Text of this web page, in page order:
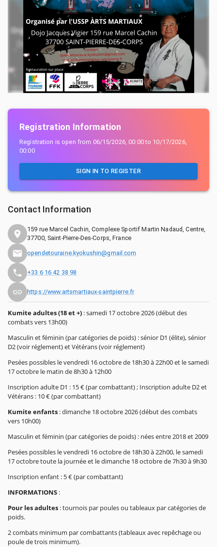
Kumite adultes (18 et +) : samedi 17 octobre 2026 (début des
combats vers 13h00)
Masculin et féminin (par catégories de poids) : sénior D1 (élite), sénior
D2 (voir réglement) et Vétérans (voir réglement)
Pesées possibles le vendredi 16 octobre de 18h30 à 22h00 et le samedi
17 octobre le matin de 8h30 à 12h00
Inscription adulte D1 : 15 € (par combattant) ; Inscription adulte D2 et
Vétérans : 10 € (par combattant)
Kumite enfants : dimanche 18 octobre 2026 (début des combats
vers 10h00)
Masculin et féminin (par catégories de poids) : nées entre 2018 et 2009
Pesées possibles le vendredi 16 octobre de 18h30 à 22h00, le samedi
17 octobre toute la journée et le dimanche 18 octobre de 7h30 à 9h30
Inscription enfant : 5 € (par combattant)
INFORMATIONS :
Pour les adultes : tournois par poules ou tableaux par catégories de
poids.
2 combats minimum par combattants (tableaux avec repêchage ou
poule de trois minimum).
Registration Information
Registration is open from 06/15/2026, 00:00to 10/17/2026,
00:00
SIGN IN TO REGISTER
Contact Information
159 rue Marcel Cachin, Complexe Sportif Martin Nadaud, Centre,
37700, Saint-Pierre-Des-Corps, France
opendetouraine.kyokushin@gmail.com
+33 6 16 42 38 98
https://www.artsmartiaux-saintpierre.fr